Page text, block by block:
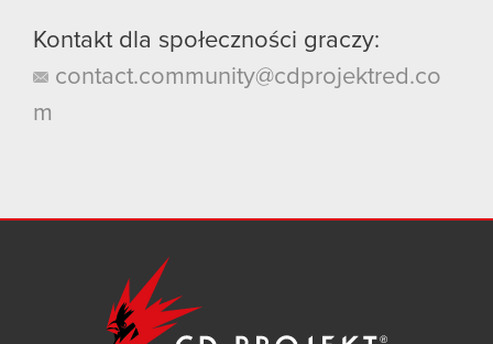
Kontakt dla społeczności graczy:
contact.community@cdprojektred.co
m